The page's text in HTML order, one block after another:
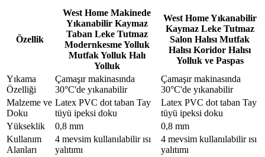
Özellik
West Home Makinede
Yıkanabilir Kaymaz
Taban Leke Tutmaz
Modernkesme Yolluk
Mutfak Yolluk Halı
Yolluk
West Home Yıkanabilir
Kaymaz Leke Tutmaz
Salon Halısı Mutfak
Halısı Koridor Halısı
Yolluk ve Paspas
Yıkama
Özelliği
Çamaşır makinasında
30°C'de yıkanabilir
Çamaşır makinasında
30°C'de yıkanabilir
Malzeme ve
Doku
Latex PVC dot taban Tay
tüyü ipeksi doku
Latex PVC dot taban Tay
tüyü ipeksi doku
Yükseklik
0,8 mm
0,8 mm
Kullanım
Alanları
4 mevsim kullanılabilir ısı
yalıtımı
4 mevsim kullanılabilir ısı
yalıtımı